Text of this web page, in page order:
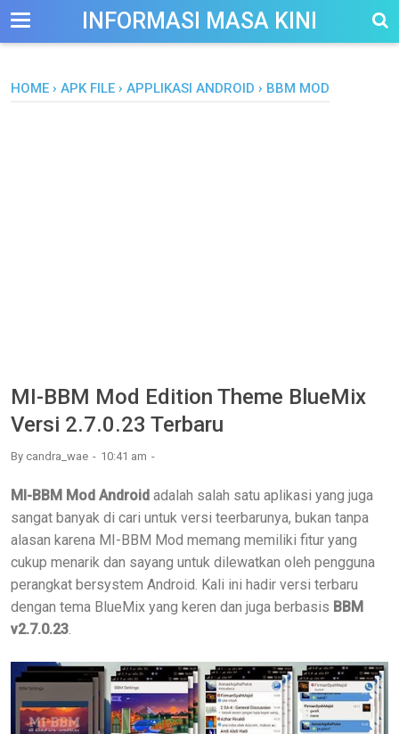
--> INFORMASI MASA KINI
HOME › APK FILE › APPLIKASI ANDROID › BBM MOD
MI-BBM Mod Edition Theme BlueMix
Versi 2.7.0.23 Terbaru
By candra_wae 10:41 am
MI-BBM Mod Android adalah salah satu aplikasi yang juga
sangat banyak di cari untuk versi teerbarunya, bukan tanpa
alasan karena MI-BBM Mod memang memiliki fitur yang
cukup menarik dan sayang untuk dilewatkan oleh pengguna
perangkat bersystem Android. Kali ini hadir versi terbaru
dengan tema BlueMix yang keren dan juga berbasis BBM
v2.7.0.23.